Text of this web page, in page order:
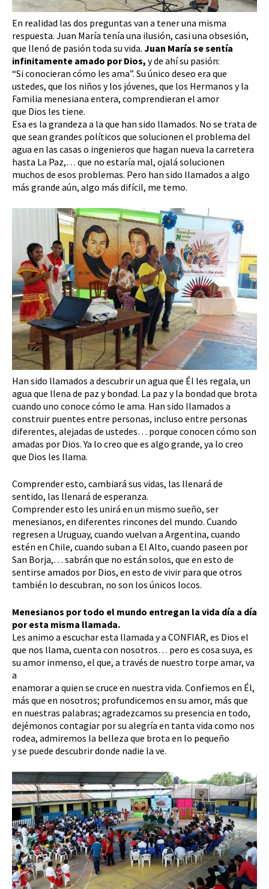
En realidad las dos preguntas van a tener una misma
respuesta. Juan María tenía una ilusión, casi una obsesión,
que llenó de pasión toda su vida. Juan María se sentía
infinitamente amado por Dios, y de ahí su pasión:
“Si conocieran cómo les ama”. Su único deseo era que
ustedes, que los niños y los jóvenes, que los Hermanos y la
Familia menesiana entera, comprendieran el amor
que Dios les tiene.
Esa es la grandeza a la que han sido llamados. No se trata de
que sean grandes políticos que solucionen el problema del
agua en las casas o ingenieros que hagan nueva la carretera
hasta La Paz,… que no estaría mal, ojalá solucionen
muchos de esos problemas. Pero han sido llamados a algo
más grande aún, algo más difícil, me temo.
Han sido llamados a descubrir un agua que Él les regala, un
agua que llena de paz y bondad. La paz y la bondad que brota
cuando uno conoce cómo le ama. Han sido llamados a
construir puentes entre personas, incluso entre personas
diferentes, alejadas de ustedes… porque conocen cómo son
amadas por Dios. Ya lo creo que es algo grande, ya lo creo
que Dios les llama.
Comprender esto, cambiará sus vidas, las llenará de
sentido, las llenará de esperanza.
Comprender esto les unirá en un mismo sueño, ser
menesianos, en diferentes rincones del mundo. Cuando
regresen a Uruguay, cuando vuelvan a Argentina, cuando
estén en Chile, cuando suban a El Alto, cuando paseen por
San Borja,… sabrán que no están solos, que en esto de
sentirse amados por Dios, en esto de vivir para que otros
también lo descubran, no son los únicos locos.
Menesianos por todo el mundo entregan la vida día a día
por esta misma llamada.
Les animo a escuchar esta llamada y a CONFIAR, es Dios el
que nos llama, cuenta con nosotros… pero es cosa suya, es
su amor inmenso, el que, a través de nuestro torpe amar, va
a
enamorar a quien se cruce en nuestra vida. Confiemos en Él,
más que en nosotros; profundicemos en su amor, más que
en nuestras palabras; agradezcamos su presencia en todo,
dejémonos contagiar por su alegría en tanta vida como nos
rodea, admiremos la belleza que brota en lo pequeño
y se puede descubrir donde nadie la ve.